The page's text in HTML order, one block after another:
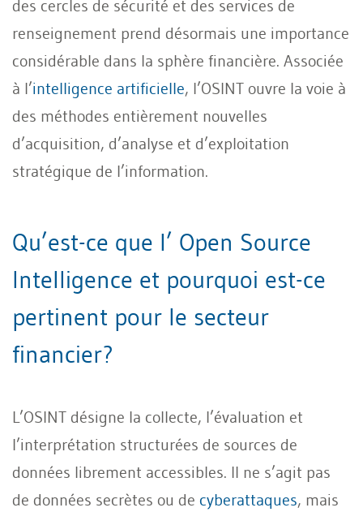
des cercles de sécurité et des services de
renseignement prend désormais une importance
considérable dans la sphère financière. Associée
à l’intelligence artificielle, l’OSINT ouvre la voie à
des méthodes entièrement nouvelles
d’acquisition, d’analyse et d’exploitation
stratégique de l’information.
Qu’est-ce que l’ Open Source
Intelligence et pourquoi est-ce
pertinent pour le secteur
financier?
L’OSINT désigne la collecte, l’évaluation et
l’interprétation structurées de sources de
données librement accessibles. Il ne s’agit pas
de données secrètes ou de cyberattaques, mais